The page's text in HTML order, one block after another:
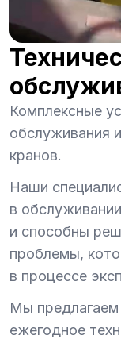
Комплексные
обслуживания
кранов.
Наши
в
и способны
проблемы,
в процессе
Мы предлагаем
ежегодное